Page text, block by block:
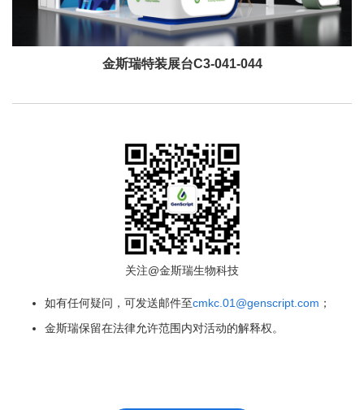
金斯瑞特装展台C3-041-044
关注@金斯瑞生物科技
如有任何疑问，可发送邮件至cmkc.01@genscript.com ；
金斯瑞保留在法律允许范围内对活动的解释权。